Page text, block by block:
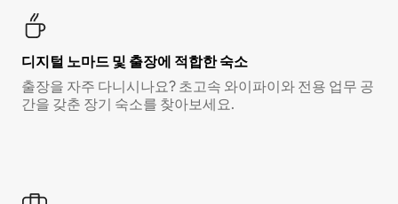
디지털 노마드 및 출장에 적합한 숙소
출장을 자주 다니시나요? 초고속 와이파이와 전용 업무 공
간을 갖춘 장기 숙소를 찾아보세요.